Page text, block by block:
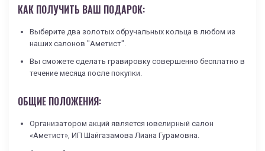
КАК ПОЛУЧИТЬ ВАШ ПОДАРОК:
Выберите два золотых обручальных кольца в любом из
наших салонов "Аметист".
Вы сможете сделать гравировку совершенно бесплатно в
течение месяца после покупки.
ОБЩИЕ ПОЛОЖЕНИЯ:
Организатором акций является ювелирный салон
«Аметист», ИП Шайгазамова Лиана Гурамовна.